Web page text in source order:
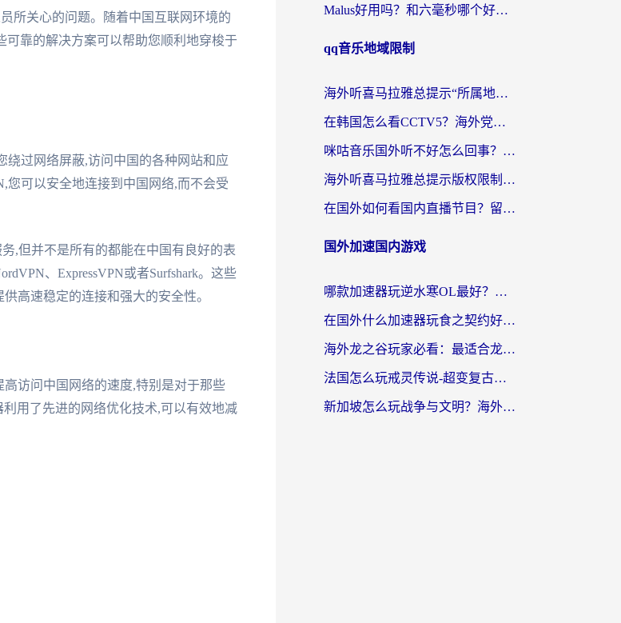
所关心的问题。随着中国互联网环境的
靠的解决方案可以帮助您顺利地穿梭于
绕过网络屏蔽,访问中国的各种网站和应
您可以安全地连接到中国网络,而不会受
,但并不是所有的都能在中国有良好的表
、ExpressVPN或者Surfshark。这些
高速稳定的连接和强大的安全性。
访问中国网络的速度,特别是对于那些
用了先进的网络优化技术,可以有效地减
Malus好用吗？和六毫秒哪个好？海外党选回国加速器的避坑指南
qq音乐地域限制
海外听喜马拉雅总提示“所属地区暂时无版权”？这个限制解除方法亲测有效！
在韩国怎么看CCTV5？海外党体育赛事+中文解说观看终极指南
咪咕音乐国外听不好怎么回事？海外党听歌自由的终极解决方案来了
海外听喜马拉雅总提示版权限制？3步解决+2个音乐平台问题全攻略
在国外如何看国内直播节目？留学生亲测有效的追剧加速指南
国外加速国内游戏
哪款加速器玩逆水寒OL最好？海外党实测后的终极选择指南
在国外什么加速器玩食之契约好用？海外党亲测有效的国服游戏加速指南
海外龙之谷玩家必看：最适合龙之谷的加速器，解决延迟卡顿还能畅玩幻书启示录和梦幻西游？
法国怎么玩戒灵传说-超变复古传奇？海外玩家国服游戏加速终极指南
新加坡怎么玩战争与文明？海外党国服游戏加速器终极避坑指南